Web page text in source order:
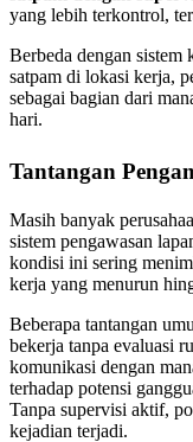
yang lebih terkontrol,
Berbeda dengan sistem
satpam di lokasi kerja,
sebagai bagian dari
hari.
Tantangan
Masih banyak
sistem pengawasan
kondisi ini sering
kerja yang menurun
Beberapa tantangan
bekerja tanpa evaluasi
komunikasi dengan
terhadap potensi
Tanpa supervisi aktif,
kejadian terjadi.